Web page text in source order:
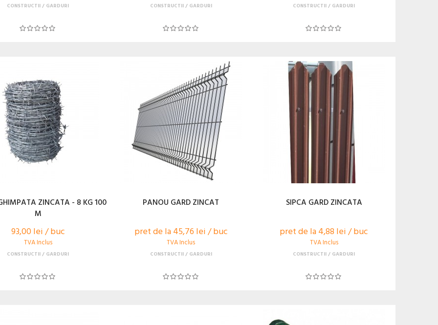
CONSTRUCTII GARDURI CONSTRUCTII GARDURI CONSTRUCTII GARDURI
ZINCATA - 8 KG 100
M
93,00 lei / buc
TVA Inclus
CONSTRUCTII GARDURI
PANOU GARD ZINCAT
pret de la 45,76 lei / buc
TVA Inclus
CONSTRUCTII GARDURI
SIPCA GARD ZINCATA
pret de la 4,88 lei / buc
TVA Inclus
CONSTRUCTII GARDURI